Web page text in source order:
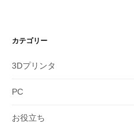
カテゴリー
3Dプリンタ
PC
お役立ち